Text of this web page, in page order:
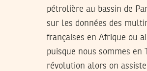
pétrolière au bassin de
sur les données des
françaises en Afrique ou
puisque nous sommes en
révolution alors on